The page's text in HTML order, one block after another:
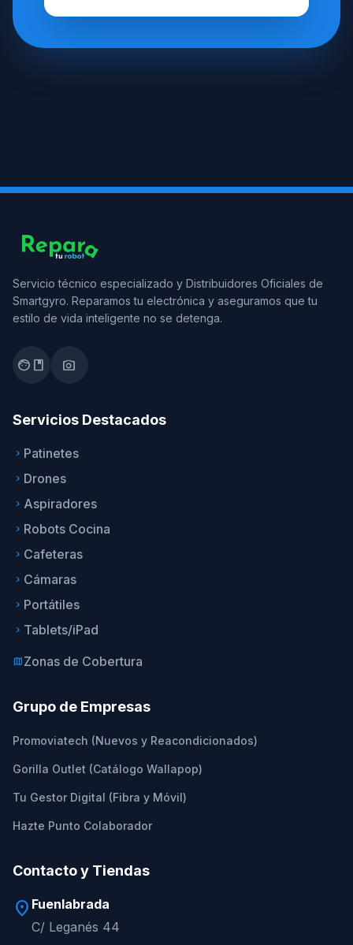
Servicio técnico especializado y Distribuidores Oficiales de
Smartgyro. Reparamos tu electrónica y aseguramos que tu
estilo de vida inteligente no se detenga.
facebook photo_camera
Servicios Destacados
keyboard_arrow_right Patinetes
keyboard_arrow_right Drones
keyboard_arrow_right Aspiradores
keyboard_arrow_right Robots Cocina
keyboard_arrow_right Cafeteras
keyboard_arrow_right Cámaras
keyboard_arrow_right Portátiles
keyboard_arrow_right Tablets/iPad
mapZonas de Cobertura
Grupo de Empresas
Promoviatech (Nuevos y Reacondicionados)
Gorilla Outlet (Catálogo Wallapop)
Tu Gestor Digital (Fibra y Móvil)
Hazte Punto Colaborador
Contacto y Tiendas
location_on Fuenlabrada
C/ Leganés 44